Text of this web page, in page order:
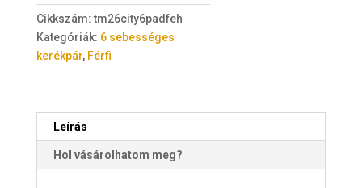
padlizsánlila
mennyiség
Cikkszám: tm26city6padfeh
Kategóriák: 6 sebességes
kerékpár, Férfi
Leírás
Hol vásárolhatom meg?